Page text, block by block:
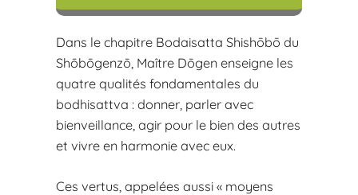
Dans le chapitre Bodaisatta Shishōbō du
Shōbōgenzō, Maître Dōgen enseigne les
quatre qualités fondamentales du
bodhisattva : donner, parler avec
bienveillance, agir pour le bien des autres
et vivre en harmonie avec eux.
Ces vertus, appelées aussi « moyens